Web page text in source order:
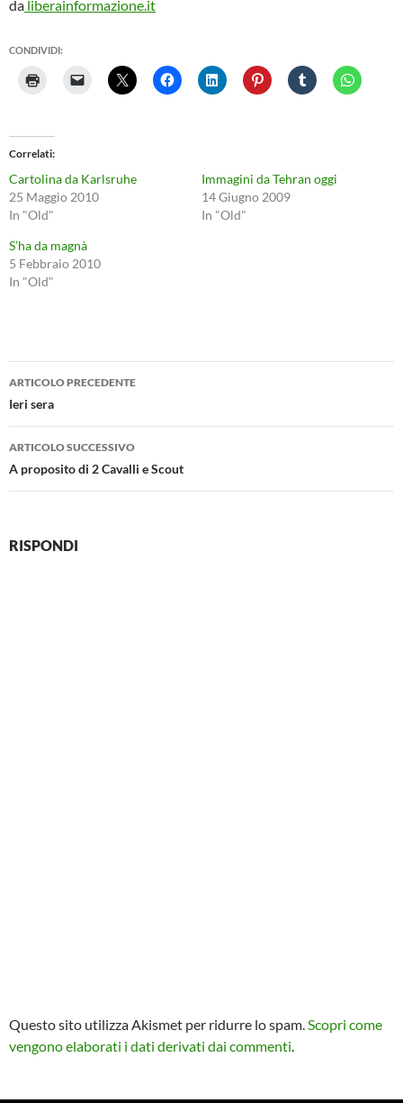
da liberainformazione.it
CONDIVIDI:
Correlati
Cartolina da Karlsruhe
25 Maggio 2010
In "Old"
Immagini da Tehran oggi
14 Giugno 2009
In "Old"
S’ha da magnà
5 Febbraio 2010
In "Old"
Navigazione
articolo
ARTICOLO PRECEDENTE
Ieri sera
ARTICOLO SUCCESSIVO
A proposito di 2 Cavalli e Scout
RISPONDI
Questo sito utilizza Akismet per ridurre lo spam.Scopri come
vengono elaborati i dati derivati dai commenti.